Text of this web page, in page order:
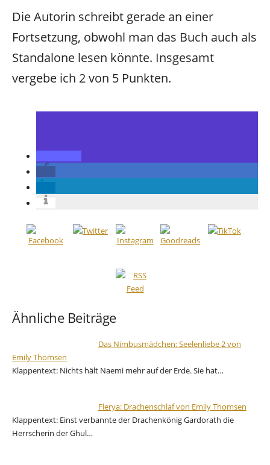
Die Autorin schreibt gerade an einer
Fortsetzung, obwohl man das Buch auch als
Standalone lesen könnte. Insgesamt
vergebe ich 2 von 5 Punkten.
Ähnliche Beiträge
Das Nimbusmädchen: Seelenliebe 2 von
Emily Thomsen
Klappentext: Nichts hält Naemi mehr auf der Erde. Sie hat…
Flerya: Drachenschlaf von Emily Thomsen
Klappentext: Einst verbannte der Drachenkönig Gardorath die
Herrscherin der Ghul…